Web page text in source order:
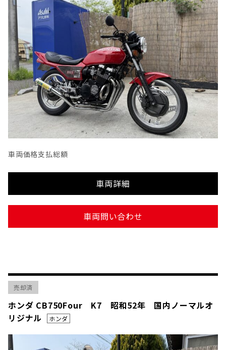
車両価格支払総額
車両詳細
車両問い合わせ
売却済
ホンダ CB750Four K7 昭和52年 国内ノーマルオ
リジナル
ホンダ